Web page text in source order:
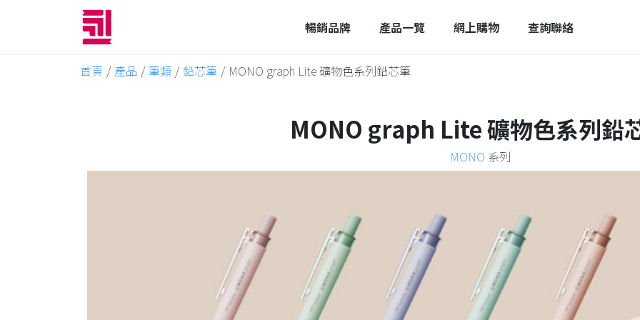
暢銷品牌 產品一覽 網上購物 查詢聯絡
首頁 / 產品 / 筆類 / 鉛芯筆 / MONO graph Lite 礦物色系列鉛芯筆
MONO graph Lite 礦物色系列鉛
MONO 系列